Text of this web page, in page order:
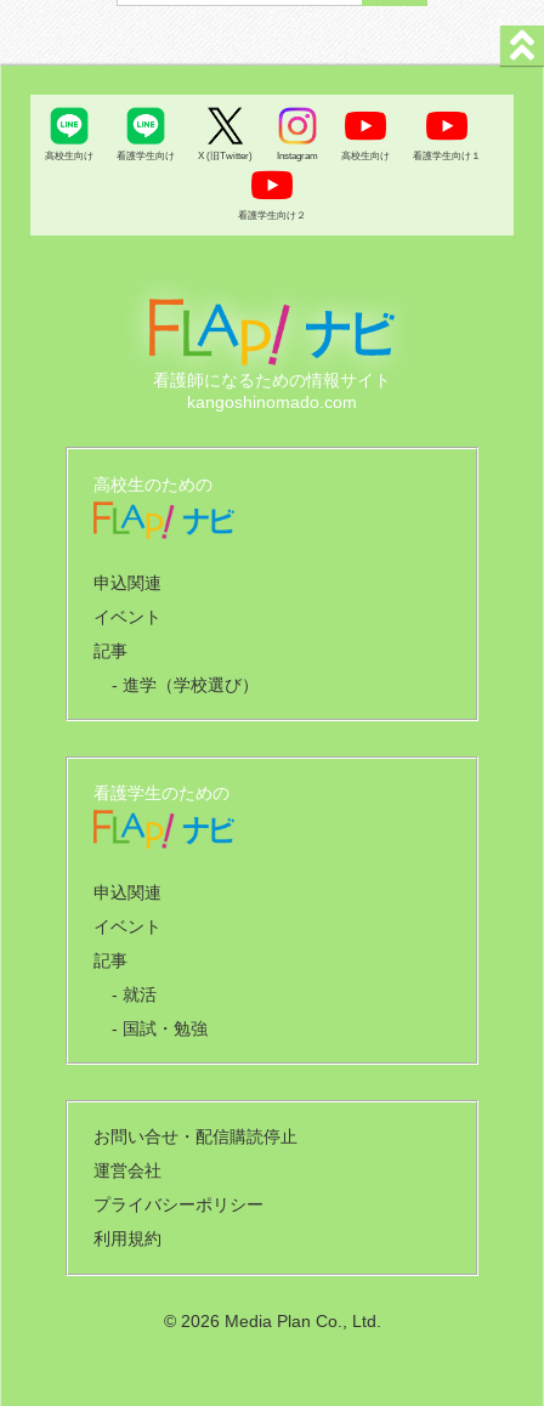
高校生向け 看護学生向け X (旧Twitter) Instagram 高校生向け 看護学生向け１
看護学生向け２
看護師になるための情報サイト
kangoshinomado.com
高校生のための
申込関連
イベント
記事
- 進学（学校選び）
看護学生のための
申込関連
イベント
記事
- 就活
- 国試・勉強
お問い合せ・配信購読停止
運営会社
プライバシーポリシー
利用規約
© 2026 Media Plan Co., Ltd.